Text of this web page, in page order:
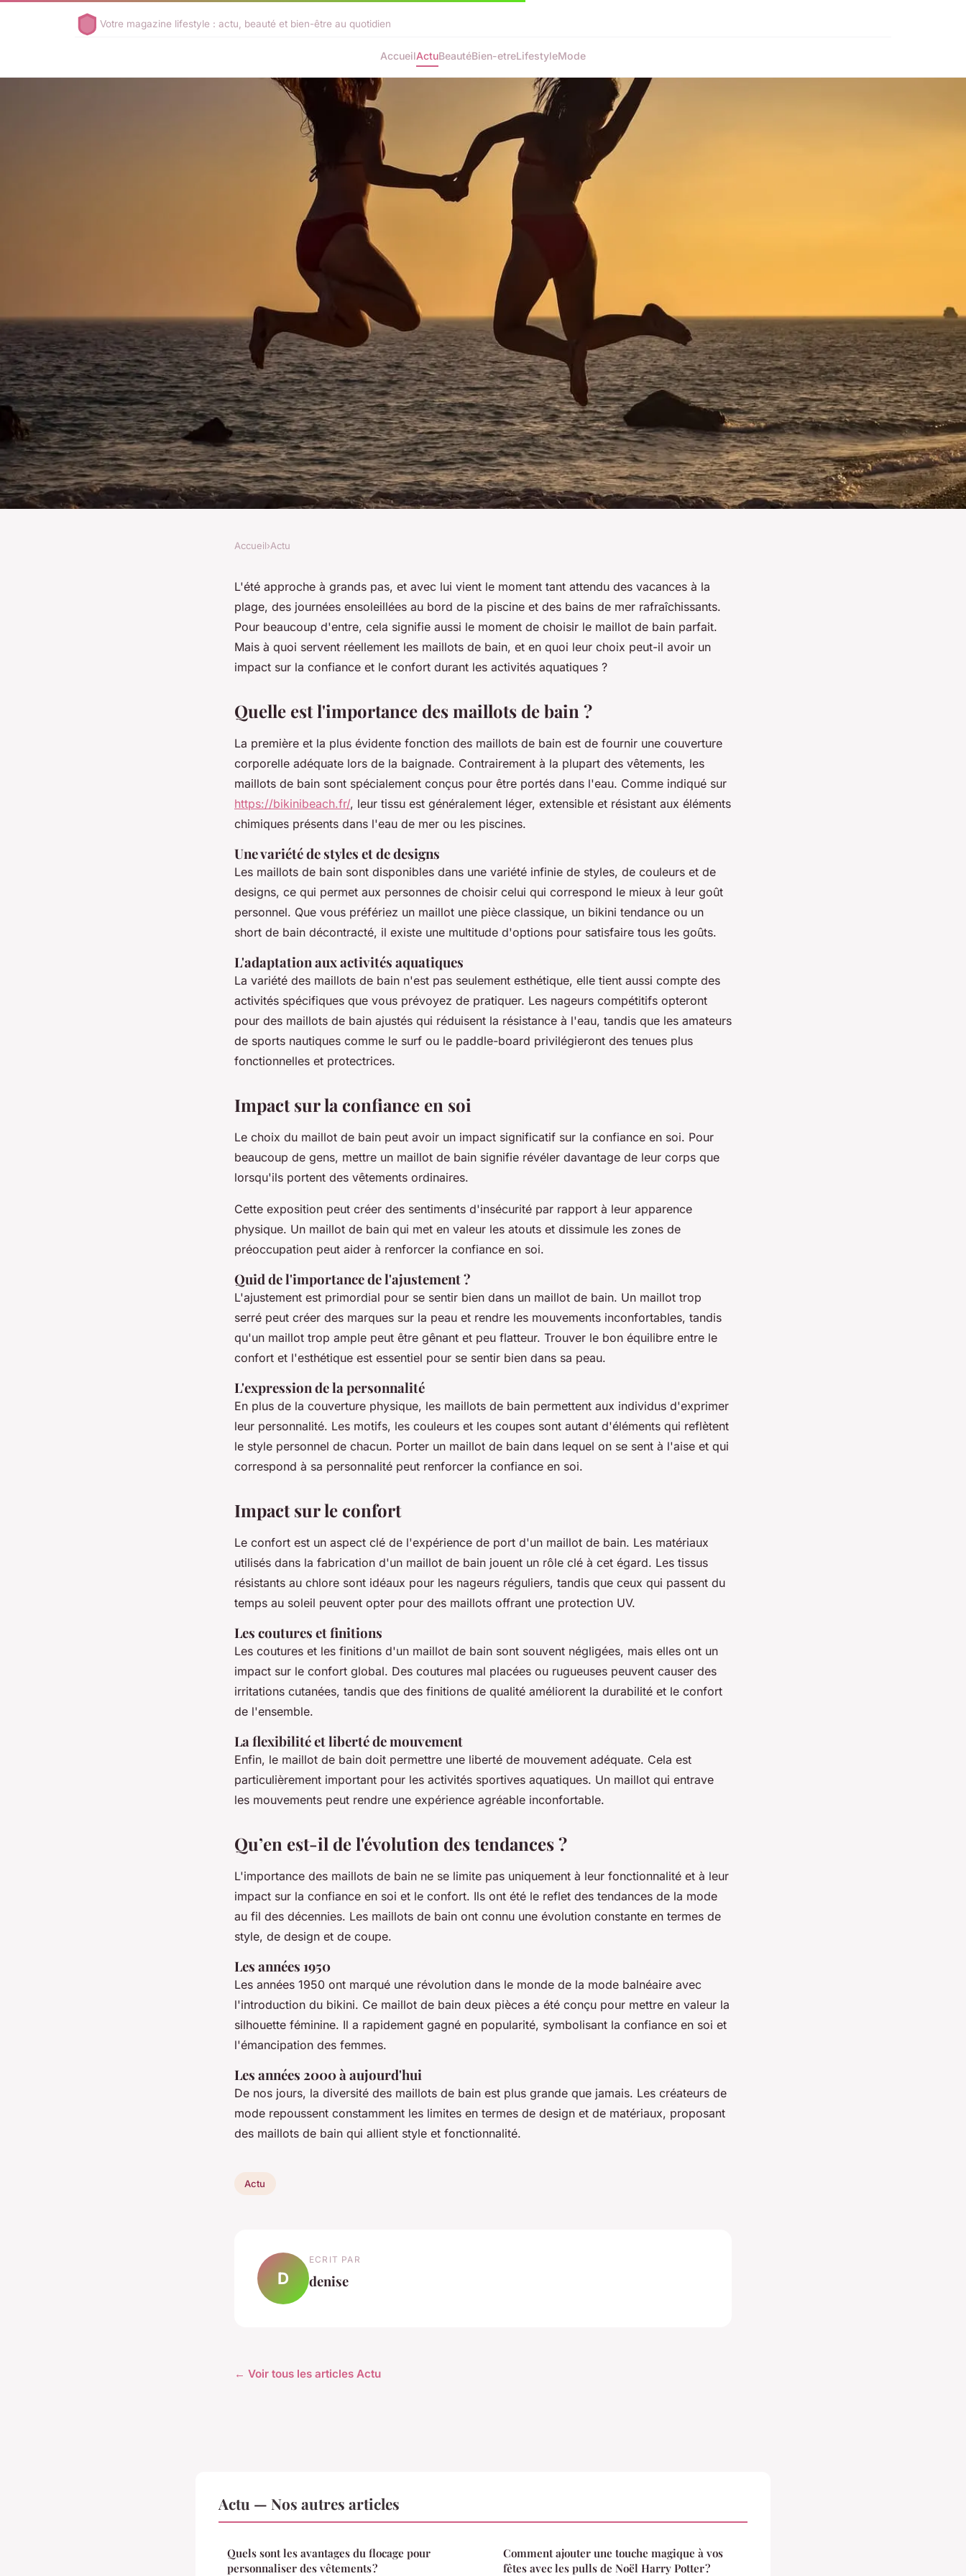
Votre magazine lifestyle : actu, beauté et bien-être au quotidien
AccueilActuBeautéBien-etreLifestyleMode
Maillots de bain : importance et quel
impact sur la confiance et le confort ?
Accueil›Actu
L'été approche à grands pas, et avec lui vient le moment tant attendu des vacances à la
plage, des journées ensoleillées au bord de la piscine et des bains de mer rafraîchissants.
Pour beaucoup d'entre, cela signifie aussi le moment de choisir le maillot de bain parfait.
Mais à quoi servent réellement les maillots de bain, et en quoi leur choix peut-il avoir un
impact sur la confiance et le confort durant les activités aquatiques ?
Quelle est l'importance des maillots de bain ?
La première et la plus évidente fonction des maillots de bain est de fournir une couverture
corporelle adéquate lors de la baignade. Contrairement à la plupart des vêtements, les
maillots de bain sont spécialement conçus pour être portés dans l'eau. Comme indiqué sur
https://bikinibeach.fr/, leur tissu est généralement léger, extensible et résistant aux éléments
chimiques présents dans l'eau de mer ou les piscines.
Une variété de styles et de designs
Les maillots de bain sont disponibles dans une variété infinie de styles, de couleurs et de
designs, ce qui permet aux personnes de choisir celui qui correspond le mieux à leur goût
personnel. Que vous préfériez un maillot une pièce classique, un bikini tendance ou un
short de bain décontracté, il existe une multitude d'options pour satisfaire tous les goûts.
L'adaptation aux activités aquatiques
La variété des maillots de bain n'est pas seulement esthétique, elle tient aussi compte des
activités spécifiques que vous prévoyez de pratiquer. Les nageurs compétitifs opteront
pour des maillots de bain ajustés qui réduisent la résistance à l'eau, tandis que les amateurs
de sports nautiques comme le surf ou le paddle-board privilégieront des tenues plus
fonctionnelles et protectrices.
Impact sur la confiance en soi
Le choix du maillot de bain peut avoir un impact significatif sur la confiance en soi. Pour
beaucoup de gens, mettre un maillot de bain signifie révéler davantage de leur corps que
lorsqu'ils portent des vêtements ordinaires.
Cette exposition peut créer des sentiments d'insécurité par rapport à leur apparence
physique. Un maillot de bain qui met en valeur les atouts et dissimule les zones de
préoccupation peut aider à renforcer la confiance en soi.
Quid de l'importance de l'ajustement ?
L'ajustement est primordial pour se sentir bien dans un maillot de bain. Un maillot trop
serré peut créer des marques sur la peau et rendre les mouvements inconfortables, tandis
qu'un maillot trop ample peut être gênant et peu flatteur. Trouver le bon équilibre entre le
confort et l'esthétique est essentiel pour se sentir bien dans sa peau.
L'expression de la personnalité
En plus de la couverture physique, les maillots de bain permettent aux individus d'exprimer
leur personnalité. Les motifs, les couleurs et les coupes sont autant d'éléments qui reflètent
le style personnel de chacun. Porter un maillot de bain dans lequel on se sent à l'aise et qui
correspond à sa personnalité peut renforcer la confiance en soi.
Impact sur le confort
Le confort est un aspect clé de l'expérience de port d'un maillot de bain. Les matériaux
utilisés dans la fabrication d'un maillot de bain jouent un rôle clé à cet égard. Les tissus
résistants au chlore sont idéaux pour les nageurs réguliers, tandis que ceux qui passent du
temps au soleil peuvent opter pour des maillots offrant une protection UV.
Les coutures et finitions
Les coutures et les finitions d'un maillot de bain sont souvent négligées, mais elles ont un
impact sur le confort global. Des coutures mal placées ou rugueuses peuvent causer des
irritations cutanées, tandis que des finitions de qualité améliorent la durabilité et le confort
de l'ensemble.
La flexibilité et liberté de mouvement
Enfin, le maillot de bain doit permettre une liberté de mouvement adéquate. Cela est
particulièrement important pour les activités sportives aquatiques. Un maillot qui entrave
les mouvements peut rendre une expérience agréable inconfortable.
Qu’en est-il de l'évolution des tendances ?
L'importance des maillots de bain ne se limite pas uniquement à leur fonctionnalité et à leur
impact sur la confiance en soi et le confort. Ils ont été le reflet des tendances de la mode
au fil des décennies. Les maillots de bain ont connu une évolution constante en termes de
style, de design et de coupe.
Les années 1950
Les années 1950 ont marqué une révolution dans le monde de la mode balnéaire avec
l'introduction du bikini. Ce maillot de bain deux pièces a été conçu pour mettre en valeur la
silhouette féminine. Il a rapidement gagné en popularité, symbolisant la confiance en soi et
l'émancipation des femmes.
Les années 2000 à aujourd'hui
De nos jours, la diversité des maillots de bain est plus grande que jamais. Les créateurs de
mode repoussent constamment les limites en termes de design et de matériaux, proposant
des maillots de bain qui allient style et fonctionnalité.
Actu
D
ECRIT PAR
denise
← Voir tous les articles Actu
Actu — Nos autres articles
Quels sont les avantages du flocage pour
personnaliser des vêtements ?
Comment ajouter une touche magique à vos
fêtes avec les pulls de Noël Harry Potter ?